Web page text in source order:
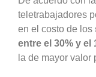
teletrabajadores
en el costo de los
entre el 30% y el
la de mayor valor